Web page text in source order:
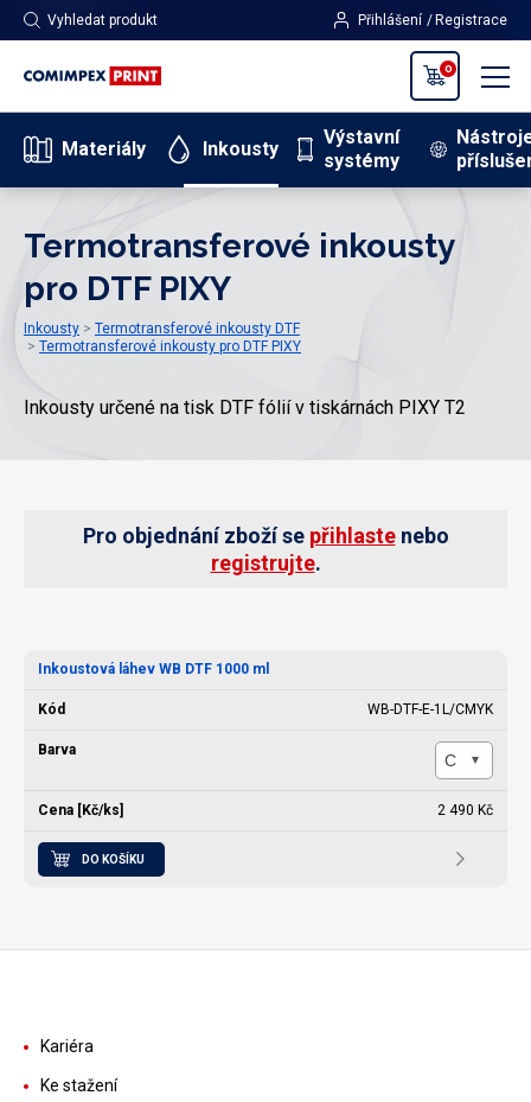
Vyhledat produkt Přihlášení Registrace
0
Materiály Inkousty
Výstavní
systémy
Termotransferové inkousty
pro DTF PIXY
Inkousty
Termotransferové inkousty DTF
Termotransferové inkousty pro DTF PIXY
Inkousty určené na tisk DTF fólií v tiskárnách PIXY T2
Pro objednání zboží se přihlastenebo
registrujte.
Inkoustová láhev WB DTF 1000 ml
WB-DTF-E-1L/CMYK
2 490 Kč
DO KOŠÍKU
Kariéra
Ke stažení